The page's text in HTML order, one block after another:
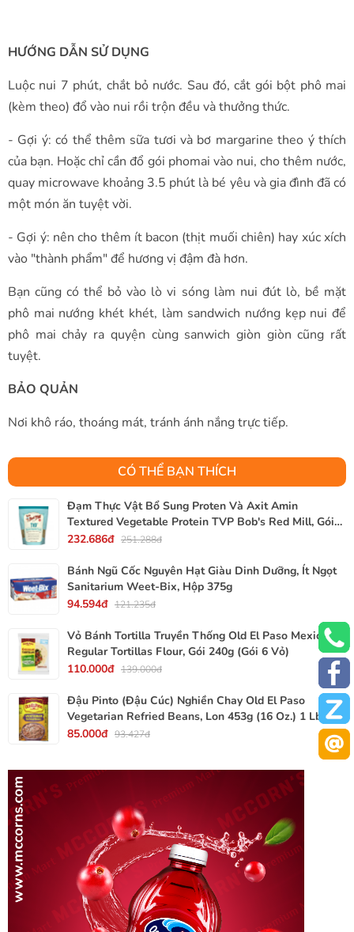
HƯỚNG DẪN SỬ DỤNG
Luộc nui 7 phút, chắt bỏ nước. Sau đó, cắt gói bột phô mai
(kèm theo) đổ vào nui rồi trộn đều và thưởng thức.
- Gợi ý: có thể thêm sữa tươi và bơ margarine theo ý thích
của bạn. Hoặc chỉ cần đổ gói phomai vào nui, cho thêm nước,
quay microwave khoảng 3.5 phút là bé yêu và gia đình đã có
một món ăn tuyệt vời.
- Gợi ý: nên cho thêm ít bacon (thịt muối chiên) hay xúc xích
vào "thành phẩm" để hương vị đậm đà hơn.
Bạn cũng có thể bỏ vào lò vi sóng làm nui đút lò, bề mặt
phô mai nướng khét khét, làm sandwich nướng kẹp nui để
phô mai chảy ra quyện cùng sanwich giòn giòn cũng rất
tuyệt.
BẢO QUẢN
Nơi khô ráo, thoáng mát, tránh ánh nắng trực tiếp.
CÓ THỂ BẠN THÍCH
Đạm Thực Vật Bổ Sung Proten Và Axit Amin
Textured Vegetable Protein TVP Bob's Red Mill, Gói
340g, 12 Oz.
232.686đ 251.288đ
Bánh Ngũ Cốc Nguyên Hạt Giàu Dinh Dưỡng, Ít Ngọt
Sanitarium Weet-Bix, Hộp 375g
94.594đ 121.235đ
Vỏ Bánh Tortilla Truyền Thống Old El Paso Mexican
Regular Tortillas Flour, Gói 240g (Gói 6 Vỏ)
110.000đ 139.000đ
Đậu Pinto (Đậu Cúc) Nghiền Chay Old El Paso
Vegetarian Refried Beans, Lon 453g (16 Oz.) 1 Lb.
85.000đ 93.427đ